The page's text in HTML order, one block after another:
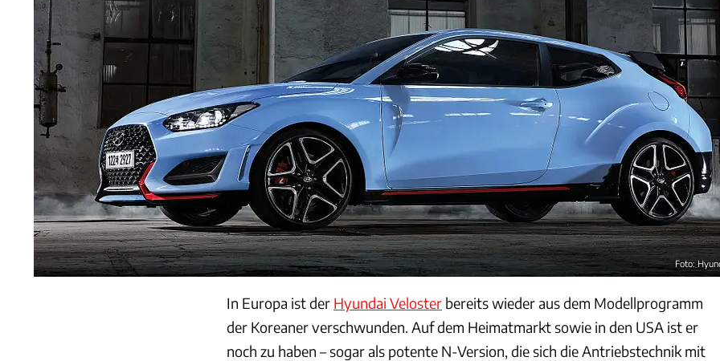
Foto:
In Europa ist der Hyundai Veloster bereits wieder aus dem Modellprogramm
der Koreaner verschwunden. Auf dem Heimatmarkt sowie in den USA ist er
noch zu haben – sogar als potente N-Version, die sich die Antriebstechnik mit